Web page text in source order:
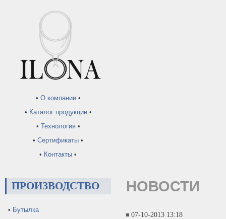
• О компании•
• Каталог продукции•
• Технология•
• Сертификаты •
• Контакты •
ПРОИЗВОДСТВО
• Бутылка
НОВОСТИ
07-10-2013 13:18